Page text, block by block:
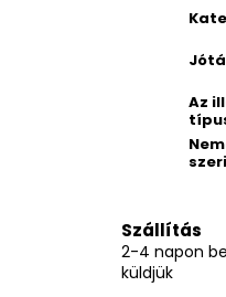
Az
Szállítás
2-4 napon
küldjük